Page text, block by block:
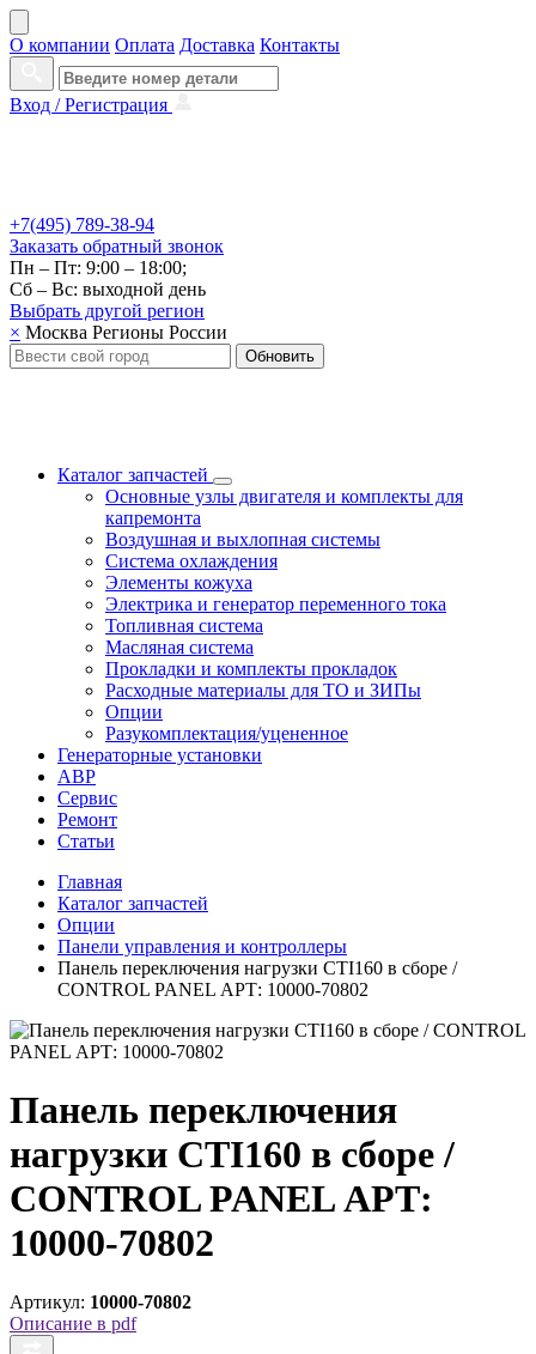
О компании Оплата Доставка Контакты
Вход /Регистрация
+7(495) 789-38-94
Заказать обратный звонок
Пн – Пт: 9:00 – 18:00;
Сб – Вс: выходной день
Выбрать другой регион
× Москва Регионы России
Обновить
Каталог запчастей
Основные узлы двигателя и комплекты для
капремонта
Воздушная и выхлопная системы
Система охлаждения
Элементы кожуха
Электрика и генератор переменного тока
Топливная система
Масляная система
Прокладки и комплекты прокладок
Расходные материалы для ТО и ЗИПы
Опции
Разукомплектация/уцененное
Генераторные установки
АВР
Сервис
Ремонт
Статьи
Главная
Каталог запчастей
Опции
Панели управления и контроллеры
Панель переключения нагрузки CTI160 в сборе /
CONTROL PANEL АРТ: 10000-70802
Панель переключения
нагрузки CTI160 в сборе /
CONTROL PANEL АРТ:
10000-70802
Артикул: 10000-70802
Описание в pdf